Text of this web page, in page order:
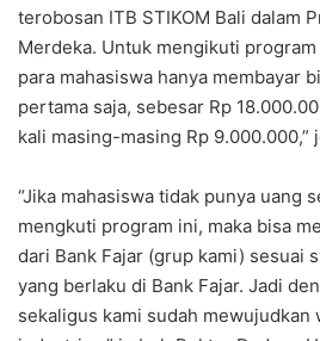
terobosan ITB STIKOM Bali dalam
Merdeka. Untuk mengikuti
para mahasiswa hanya membayar
pertama saja, sebesar Rp
kali masing-masing Rp 9.000.000,”
“Jika mahasiswa tidak punya uang
mengkuti program ini, maka bisa
dari Bank Fajar (grup kami) sesuai
yang berlaku di Bank Fajar. Jadi
sekaligus kami sudah